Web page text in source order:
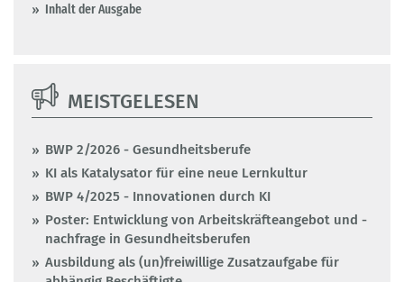
Inhalt der Ausgabe
MEISTGELESEN
BWP 2/2026 - Gesundheitsberufe
KI als Katalysator für eine neue Lernkultur
BWP 4/2025 - Innovationen durch KI
Poster: Entwicklung von Arbeitskräfteangebot und -
nachfrage in Gesundheitsberufen
Ausbildung als (un)freiwillige Zusatzaufgabe für